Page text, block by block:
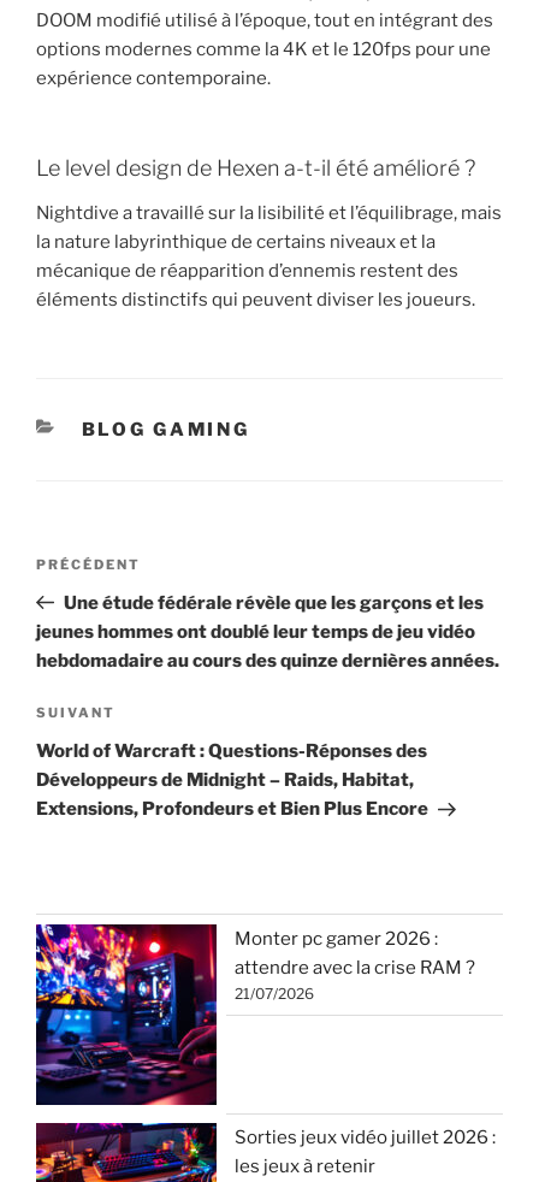
DOOM modifié utilisé à l’époque, tout en intégrant des
options modernes comme la 4K et le 120fps pour une
expérience contemporaine.
Le level design de Hexen a-t-il été amélioré ?
Nightdive a travaillé sur la lisibilité et l’équilibrage, mais
la nature labyrinthique de certains niveaux et la
mécanique de réapparition d’ennemis restent des
éléments distinctifs qui peuvent diviser les joueurs.
CATÉGORIES
BLOG GAMING
Navigation
l’article
Article
précédent
PRÉCÉDENT
Une étude fédérale révèle que les garçons et les
jeunes hommes ont doublé leur temps de jeu vidéo
hebdomadaire au cours des quinze dernières années.
Article
suivant
SUIVANT
World of Warcraft : Questions-Réponses des
Développeurs de Midnight – Raids, Habitat,
Extensions, Profondeurs et Bien Plus Encore
Monter pc gamer 2026 :
attendre avec la crise RAM ?
21/07/2026
Sorties jeux vidéo juillet 2026 :
les jeux à retenir